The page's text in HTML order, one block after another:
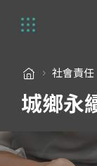
社會責任
城鄉永